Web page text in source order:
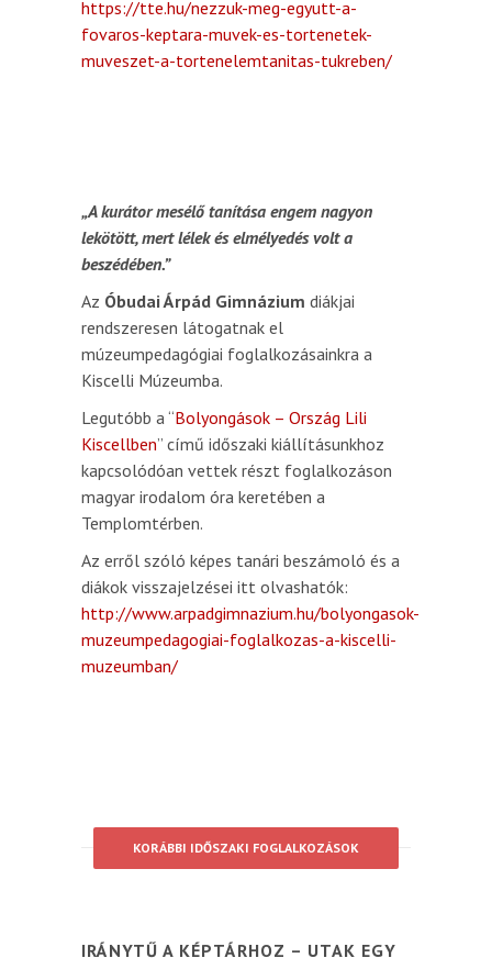
https://tte.hu/nezzuk-meg-egyutt-a-
fovaros-keptara-muvek-es-tortenetek-
muveszet-a-tortenelemtanitas-tukreben/
„A kurátor mesélő tanítása engem nagyon
lekötött, mert lélek és elmélyedés volt a
beszédében.”
Az Óbudai Árpád Gimnázium diákjai
rendszeresen látogatnak el
múzeumpedagógiai foglalkozásainkra a
Kiscelli Múzeumba.
Legutóbb a “Bolyongások – Ország Lili
Kiscellben” című időszaki kiállításunkhoz
kapcsolódóan vettek részt foglalkozáson
magyar irodalom óra keretében a
Templomtérben.
Az erről szóló képes tanári beszámoló és a
diákok visszajelzései itt olvashatók:
http://www.arpadgimnazium.hu/bolyongasok-
muzeumpedagogiai-foglalkozas-a-kiscelli-
muzeumban/
KORÁBBI IDŐSZAKI FOGLALKOZÁSOK
IRÁNYTŰ A KÉPTÁRHOZ – UTAK EGY